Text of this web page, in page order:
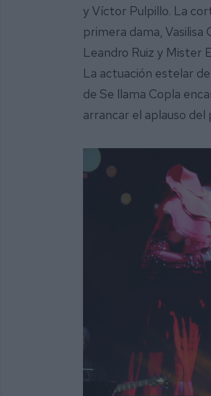
y Víctor Pulpillo. La
primera dama,
Leandro Ruiz y Mister
La actuación estelar
de Se llama Copla
arrancar el aplauso